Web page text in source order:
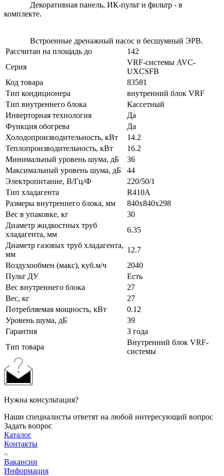
Декоративная панель, ИК-пульт и фильтр - в
комплекте.
Встроенные дренажный насос и бесшумный ЭРВ.
Рассчитан на площадь до
142
Серия
VRF-системы AVC-
UXCSFB
Код товара
83581
Тип кондиционера
внутренний блок VRF
Тип внутреннего блока
Кассетный
Инверторная технология
Да
Функция обогрева
Да
Холодопроизводительность, кВт
14.2
Теплопроизводительность, кВт
16.2
Минимальный уровень шума, дБ
36
Максимальный уровень шума, дБ
44
Электропитание, В/Гц/Ф
220/50/1
Тип хладагента
R410A
Размеры внутреннего блока, мм
840x840x298
Вес в упаковке, кг
30
Диаметр жидкостных труб
хладагента, мм
6.35
Диаметр газовых труб хладагента,
мм
12.7
Воздухообмен (макс), куб.м/ч
2040
Пульт ДУ
Есть
Вес внутреннего блока
27
Вес, кг
27
Потребляемая мощность, кВт
0.12
Уровень шума, дБ
39
Гарантия
3 года
Тип товара
Внутренний блок VRF-
системы
Нужна консультация?
Наши специалисты ответят на любой интересующий вопрос
Задать вопрос
Каталог
Контакты
Вакансии
Информация